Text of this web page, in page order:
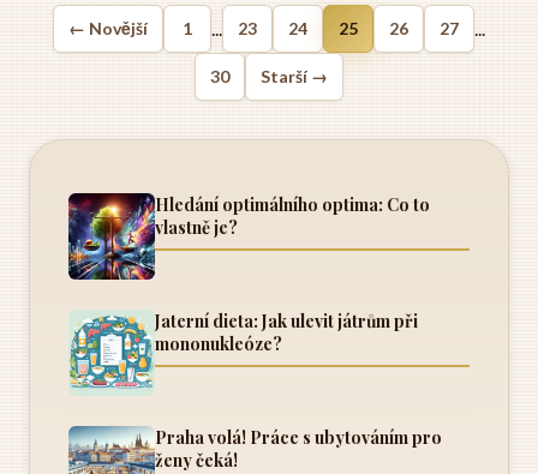
← Novější 1 ... 23 24 25 26 27 ...
30 Starší →
Hledání optimálního optima: Co to
vlastně je?
Jaterní dieta: Jak ulevit játrům při
mononukleóze?
Praha volá! Práce s ubytováním pro
ženy čeká!